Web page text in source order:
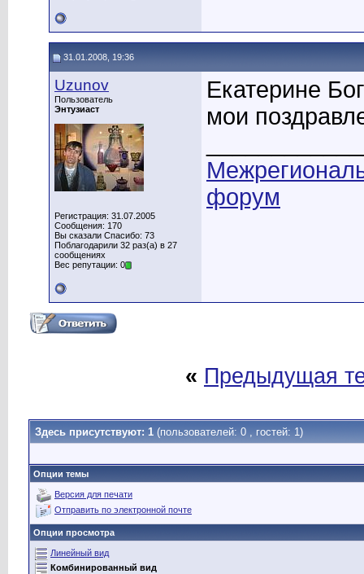
31.01.2008, 19:36
Uzunov
Пользователь
Энтузиаст
Регистрация: 31.07.2005
Сообщения: 170
Вы сказали Спасибо: 73
Поблагодарили 32 раз(а) в 27
сообщениях
Вес репутации: 0
Екатерине
мои
форум
« Предыдущая
Здесь присутствуют: 1 (пользователей: 0 , гостей: 1)
Опции темы
Версия для печати
Отправить по электронной почте
Опции просмотра
Линейный вид
Комбинированный вид